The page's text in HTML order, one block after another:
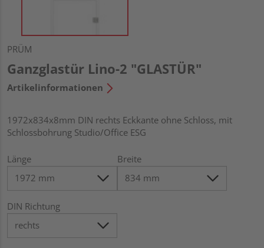
PRÜM
Ganzglastür Lino-2 "GLASTÜR"
Artikelinformationen
1972x834x8mm DIN rechts Eckkante ohne Schloss, mit
Schlossbohrung Studio/Office ESG
Länge Breite
DIN Richtung